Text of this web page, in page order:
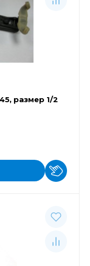
размер 1/2